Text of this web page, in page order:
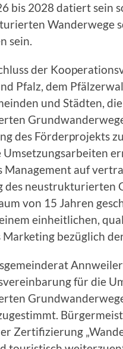
bis 2028 datiert sein
Wanderwege
sein.
der
Pfalz, dem
und Städten,
des Förderprojekts
Umsetzungsarbeiten
Management auf
des neustrukturierten
von 15 Jahren
einheitlichen,
bezüglich
für die
Zertifizierung